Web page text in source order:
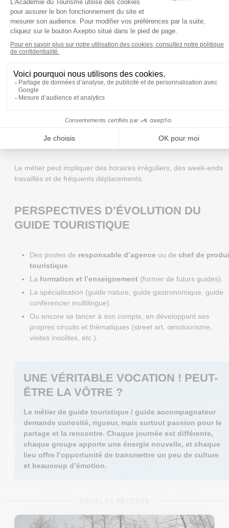
Titres Professionnels de niveau BAC à BAC+3/4
ÇA M'INTÉRESSE
SALAIRE ET CONDITIONS DE TRAVAIL
Unguide accompagnateur débutantgagne en moyenne
autour duSMIC(1 700 € brut mensuel environ).
Avec l’expérience, un guide conférencier spécialisé ou
500 à 3 000 € brut.
dépend du nombre de prestations et de la saisonnalité.
Le métier peut impliquer des horaires irréguliers, des week-ends
travaillés et de fréquents déplacements.
PERSPECTIVES D’ÉVOLUTION DU
GUIDE TOURISTIQUE
Des postes de responsable d’agence ou de chef de
touristique
La formation et l’enseignement (former de futurs guides).
La spécialisation (guide nature, guide gastronomique, guide
conférencier multilingue).
Ou encore se lancer à son compte, en développant ses
propres circuits et thématiques (street art, œnotourisme,
visites insolites, etc.).
UNE VÉRITABLE VOCATION ! PEUT-
ÊTRE LA VÔTRE ?
Le métier de guide touristique / guide accompagnateur
demande curiosité, rigueur, mais surtout passion pour le
partage et la rencontre. Chaque journée est différente,
chaque groupe apporte une énergie nouvelle, et chaque
lieu offre l’opportunité de transmettre un peu de culture
et beaucoup d’émotion.